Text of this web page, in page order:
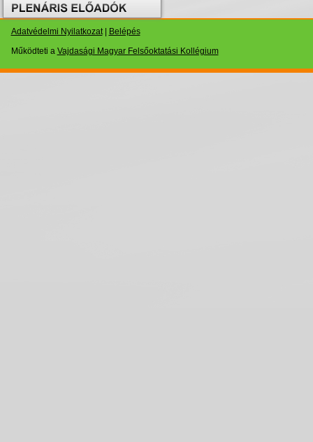
Adatvédelmi Nyilatkozat|
Belépés
Működteti a Vajdasági Magyar Felsőoktatási Kollégium